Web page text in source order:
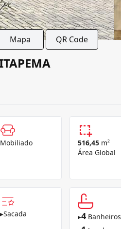
Mapa QR Code
Mobiliado 516,45 m²
Área Global
▸Sacada ▸4 Banheiros